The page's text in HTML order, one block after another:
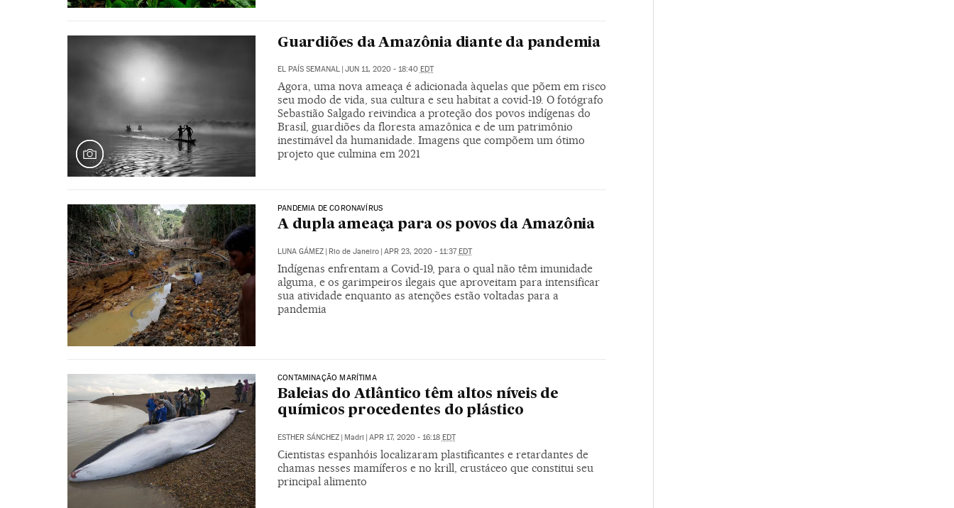
Guardiões da Amazônia diante da pandemia
EL PAÍS SEMANAL | JUN 11, 2020 - 18:40 EDT
Agora, uma nova ameaça é adicionada àquelas que põem em risco
seu modo de vida, sua cultura e seu habitat a covid-19. O fotógrafo
Sebastião Salgado reivindica a proteção dos povos indígenas do
Brasil, guardiões da floresta amazônica e de um patrimônio
inestimável da humanidade. Imagens que compõem um ótimo
projeto que culmina em 2021
PANDEMIA DE CORONAVÍRUS
A dupla ameaça para os povos da Amazônia
LUNA GÁMEZ‏ Rio de Janeiro APR 23, 2020 - 11:37 EDT
Indígenas enfrentam a Covid-19, para o qual não têm imunidade
alguma, e os garimpeiros ilegais que aproveitam para intensificar
sua atividade enquanto as atenções estão voltadas para a
pandemia
CONTAMINAÇÃO MARÍTIMA
Baleias do Atlântico têm altos níveis de
químicos procedentes do plástico
ESTHER SÁNCHEZ | Madri | APR 17, 2020 - 16:18 EDT
Cientistas espanhóis localizaram plastificantes e retardantes de
chamas nesses mamíferos e no krill, crustáceo que constitui seu
principal alimento